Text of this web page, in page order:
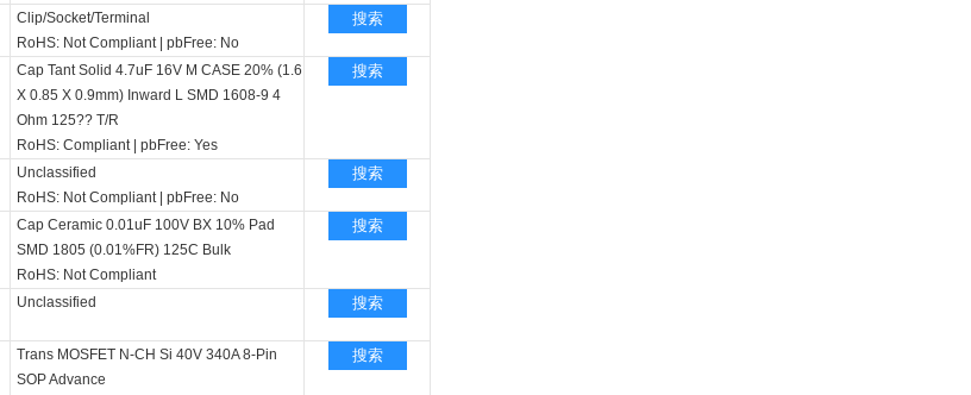
Clip/Socket/Terminal
RoHS: Not Compliant pbFree: No
搜索
Cap Tant Solid 4.7uF 16V M CASE 20% (1.6
X 0.85 X 0.9mm) Inward L SMD 1608-9 4
Ohm 125?? T/R
RoHS: Compliant pbFree: Yes
搜索
Unclassified
RoHS: Not Compliant pbFree: No
搜索
Cap Ceramic 0.01uF 100V BX 10% Pad
SMD 1805 (0.01%FR) 125C Bulk
RoHS: Not Compliant
搜索
Unclassified 搜索
Trans MOSFET N-CH Si 40V 340A 8-Pin
SOP Advance
搜索